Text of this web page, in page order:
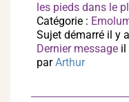
les pieds dans le
Catégorie :
Sujet démarré il y
Dernier message il
parArthur